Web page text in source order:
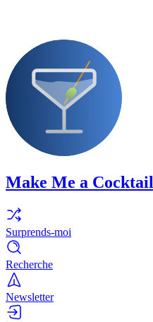
Make Me a Cocktail
Surprends-moi
Recherche
Newsletter